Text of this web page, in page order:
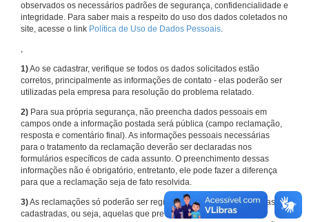
observados os necessários padrões de segurança, confidencialidade e
integridade. Para saber mais a respeito do uso dos dados coletados no
site, acesse o link Política de Uso de Dados Pessoais.
,
1)Ao se cadastrar, verifique se todos os dados solicitados estão
corretos, principalmente as informações de contato - elas poderão ser
utilizadas pela empresa para resolução do problema relatado.
2) Para sua própria segurança, não preencha dados pessoais em
campos onde a informação postada será pública (campo reclamação,
resposta e comentário final). As informações pessoais necessárias
para o tratamento da reclamação deverão ser declaradas nos
formulários específicos de cada assunto. O preenchimento dessas
informações não é obrigatório, entretanto, ele pode fazer a diferença
para que a reclamação seja de fato resolvida.
3)As reclamações só poderão ser registradas em face de empresas
cadastradas, ou seja, aquelas que previamente assumiram